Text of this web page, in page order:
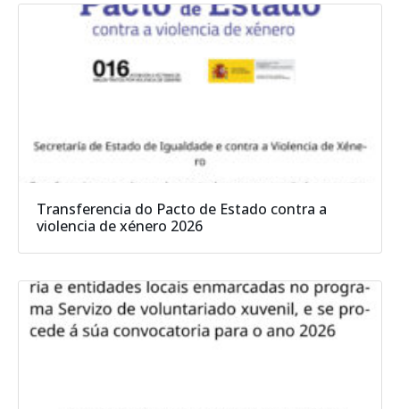
Transferencia do Pacto de Estado contra a
violencia de xénero 2026